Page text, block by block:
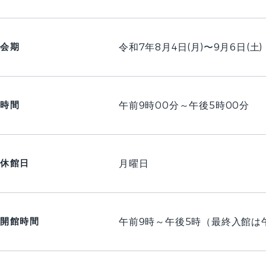
会期 令和7年8月4日(月)〜9月6日(土)
時間 午前9時00分～午後5時00分
休館日 月曜日
開館時間 午前9時～午後5時（最終入館は